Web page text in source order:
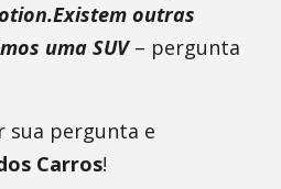
outras
uma SUV– pergunta
sua pergunta e
Carros!